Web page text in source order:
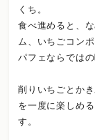
くち。
食べ進めると、
ム、いちごコン
パフェならでは
削りいちごとか
を一度に楽しめ
す。